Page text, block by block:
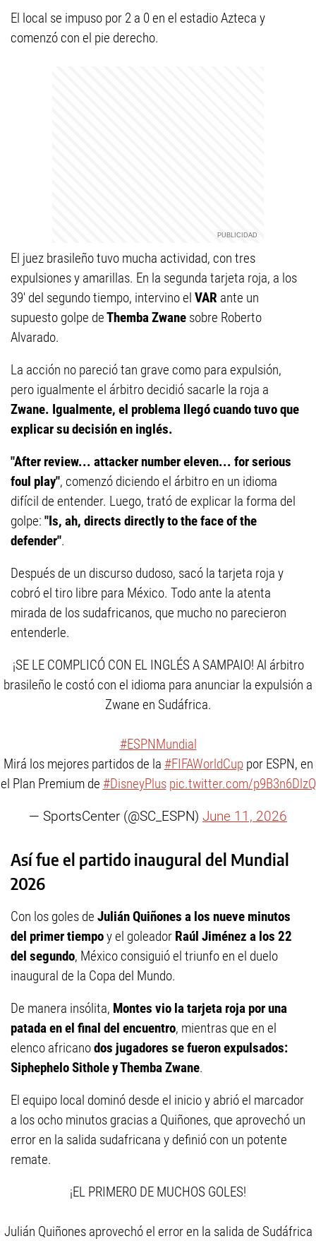
El local se impuso por 2 a 0 en el estadio Azteca y
comenzó con el pie derecho.
El juez brasileño tuvo mucha actividad, con tres
expulsiones y amarillas. En la segunda tarjeta roja, a los
39' del segundo tiempo, intervino el VAR ante un
supuesto golpe deThemba Zwane sobre Roberto
Alvarado.
La acción no pareció tan grave como para expulsión,
pero igualmente el árbitro decidió sacarle la roja a
Zwane. Igualmente, el problema llegó cuando tuvo que
explicar su decisión en inglés.
"After review... attacker number eleven... for serious
foul play", comenzó diciendo el árbitro en un idioma
difícil de entender. Luego, trató de explicar la forma del
golpe: "Is, ah, directs directly to the face of the
defender".
Después de un discurso dudoso, sacó la tarjeta roja y
cobró el tiro libre para México. Todo ante la atenta
mirada de los sudafricanos, que mucho no parecieron
entenderle.
¡SE LE COMPLICÓ CON EL INGLÉS A SAMPAIO! Al árbitro
brasileño le costó con el idioma para anunciar la expulsión a
Zwane en Sudáfrica.
#ESPNMundial
Mirá los mejores partidos de la #FIFAWorldCuppor ESPN, en
el Plan Premium de #DisneyPlus pic.twitter.com/p9B3n6DlzQ
— SportsCenter (@SC_ESPN) June 11, 2026
Así fue el partido inaugural del Mundial
2026
Con los goles de Julián Quiñones a los nueve minutos
del primer tiempoy el goleador Raúl Jiménez a los 22
del segundo, México consiguió el triunfo en el duelo
inaugural de la Copa del Mundo.
De manera insólita, Montes vio la tarjeta roja por una
patada en el final del encuentro, mientras que en el
elenco africanodos jugadores se fueron expulsados:
Siphephelo Sithole y Themba Zwane.
El equipo local dominó desde el inicio y abrió el marcador
a los ocho minutos gracias a Quiñones, que aprovechó un
error en la salida sudafricana y definió con un potente
remate.
¡EL PRIMERO DE MUCHOS GOLES!
Julián Quiñones aprovechó el error en la salida de Sudáfrica